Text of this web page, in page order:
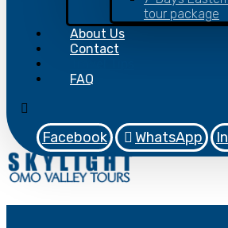
tour package
About Us
Contact
FAQ
Facebook WhatsApp